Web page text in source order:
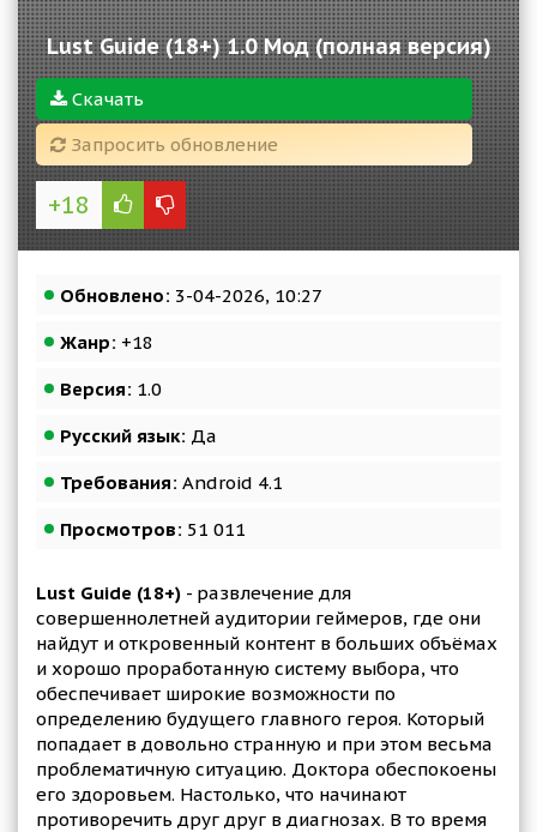
Lust Guide (18+) 1.0 Мод (полная версия)
Скачать
Запросить обновление
+18
Обновлено: 3-04-2026, 10:27
Жанр: +18
Версия: 1.0
Русский язык: Да
Требования: Android 4.1
Просмотров: 51 011
Lust Guide (18+) - развлечение для
совершеннолетней аудитории геймеров, где они
найдут и откровенный контент в больших объёмах
и хорошо проработанную систему выбора, что
обеспечивает широкие возможности по
определению будущего главного героя. Который
попадает в довольно странную и при этом весьма
проблематичную ситуацию. Доктора обеспокоены
его здоровьем. Настолько, что начинают
противоречить друг друг в диагнозах. В то время